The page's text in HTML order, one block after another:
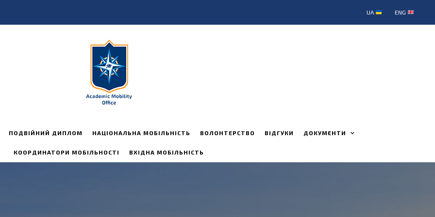
UA ENG
ПОДВІЙНИЙ ДИПЛОМ НАЦІОНАЛЬНА МОБІЛЬНІСТЬ ВОЛОНТЕРСТВО ВІДГУКИ ДОКУМЕНТИ
КООРДИНАТОРИ МОБІЛЬНОСТІ ВХІДНА МОБІЛЬНІСТЬ